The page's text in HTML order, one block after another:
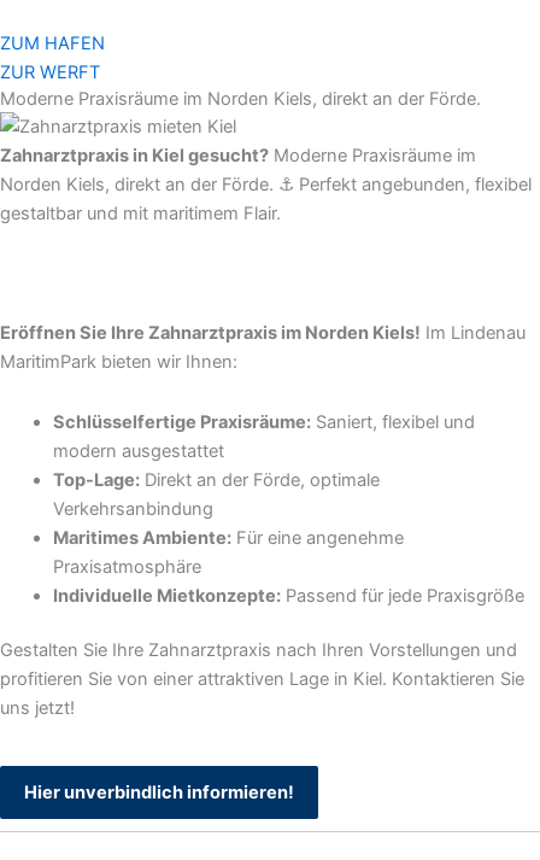
Inhalt
springen
ZUM HAFEN
ZUR WERFT
Moderne Praxisräume im Norden Kiels, direkt an der Förde.
Zahnarztpraxis in Kiel gesucht? Moderne Praxisräume im
Norden Kiels, direkt an der Förde. ⚓ Perfekt angebunden, flexibel
gestaltbar und mit maritimem Flair.
Eröffnen Sie Ihre Zahnarztpraxis im Norden Kiels! Im Lindenau
MaritimPark bieten wir Ihnen:
Schlüsselfertige Praxisräume:Saniert, flexibel und
modern ausgestattet
Top-Lage:Direkt an der Förde, optimale
Verkehrsanbindung
Maritimes Ambiente:Für eine angenehme
Praxisatmosphäre
Individuelle Mietkonzepte:Passend für jede Praxisgröße
Gestalten Sie Ihre Zahnarztpraxis nach Ihren Vorstellungen und
profitieren Sie von einer attraktiven Lage in Kiel. Kontaktieren Sie
uns jetzt!
Hier unverbindlich informieren!